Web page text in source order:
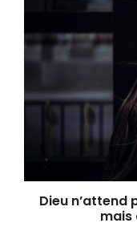
Dieu n’attend
mais